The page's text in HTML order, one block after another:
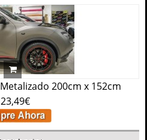
200cm x 152cm